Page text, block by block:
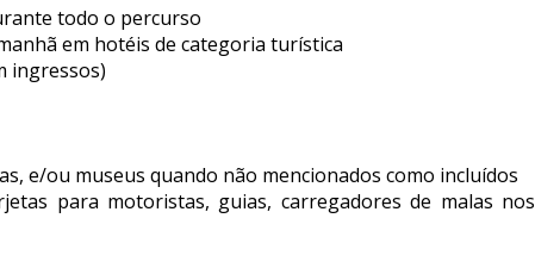
todo o percurso
em hotéis de categoria turística
ingressos)
e/ou museus quando não mencionados como incluídos
para motoristas, guias, carregadores de malas nos